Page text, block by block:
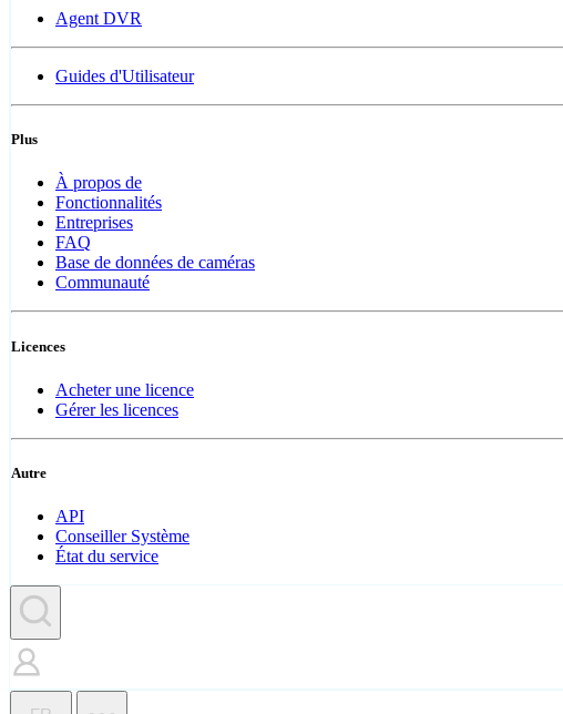
Agent DVR
Guides d'Utilisateur
Plus
À propos de
Fonctionnalités
Entreprises
FAQ
Base de données de caméras
Communauté
Licences
Acheter une licence
Gérer les licences
Autre
API
Conseiller Système
État du service